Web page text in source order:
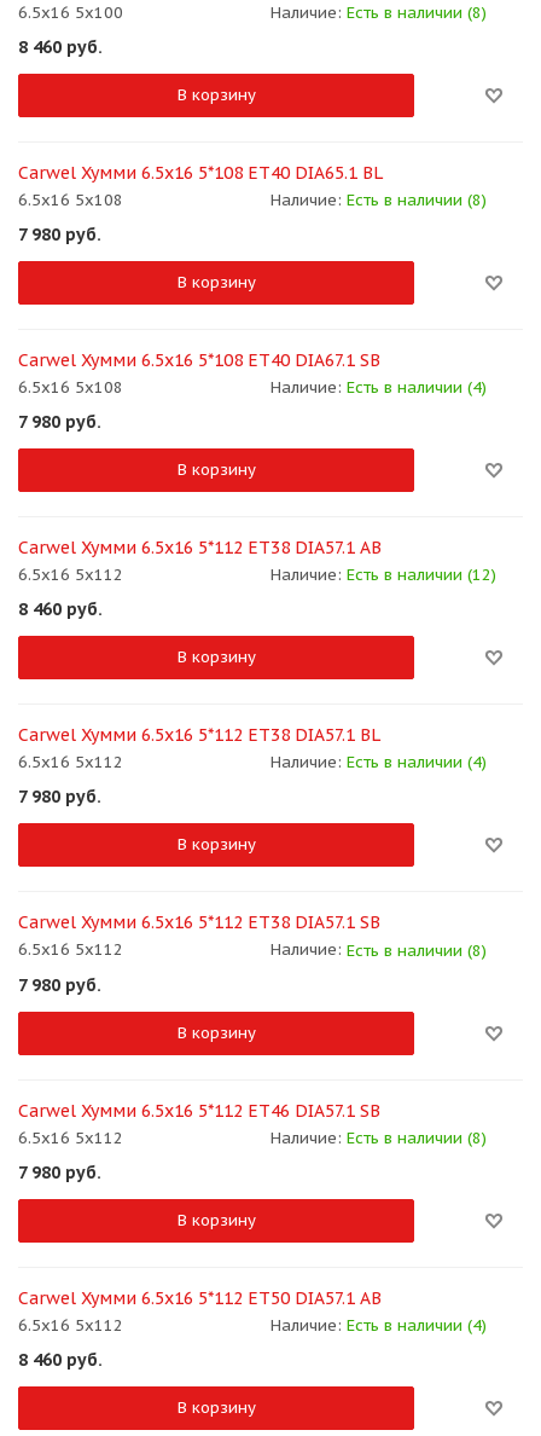
6.5x16 5x100 Наличие: Есть в наличии (8)
8 460 руб.
В корзину
Carwel Хумми 6.5x16 5*108 ET40 DIA65.1 BL
6.5x16 5x108 Наличие: Есть в наличии (8)
7 980 руб.
В корзину
Carwel Хумми 6.5x16 5*108 ET40 DIA67.1 SB
6.5x16 5x108 Наличие: Есть в наличии (4)
7 980 руб.
В корзину
Carwel Хумми 6.5x16 5*112 ET38 DIA57.1 AB
6.5x16 5x112 Наличие: Есть в наличии (12)
8 460 руб.
В корзину
Carwel Хумми 6.5x16 5*112 ET38 DIA57.1 BL
6.5x16 5x112 Наличие: Есть в наличии (4)
7 980 руб.
В корзину
Carwel Хумми 6.5x16 5*112 ET38 DIA57.1 SB
6.5x16 5x112 Наличие: Есть в наличии (8)
7 980 руб.
В корзину
Carwel Хумми 6.5x16 5*112 ET46 DIA57.1 SB
6.5x16 5x112 Наличие: Есть в наличии (8)
7 980 руб.
В корзину
Carwel Хумми 6.5x16 5*112 ET50 DIA57.1 AB
6.5x16 5x112 Наличие: Есть в наличии (4)
8 460 руб.
В корзину